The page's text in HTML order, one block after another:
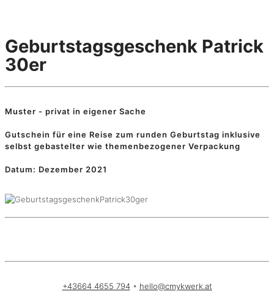
Geburtstagsgeschenk Patrick
30er
Muster - privat in eigener Sache
Gutschein für eine Reise zum runden Geburtstag inklusive
selbst gebastelter wie themenbezogener Verpackung
Datum: Dezember 2021
+43664 4655 794• hello@cmykwerk.at